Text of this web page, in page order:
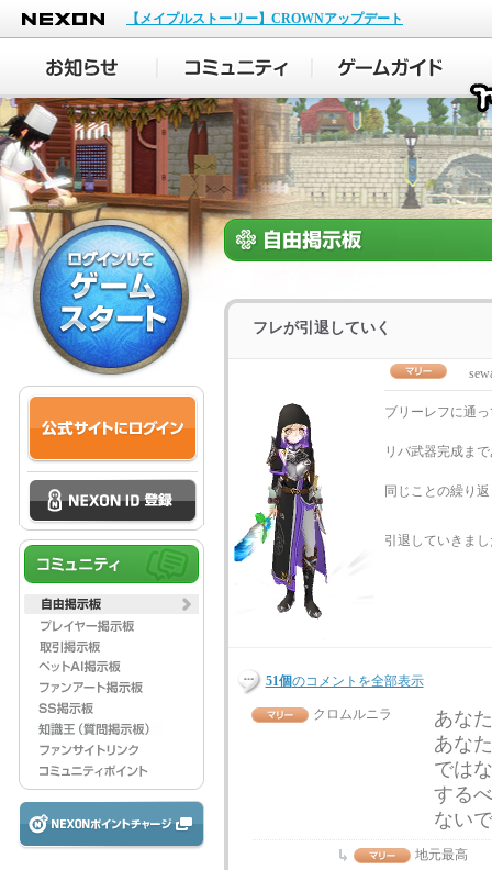
NEXON
【メイプルストーリー】CROWNアップデート
フレが引退していく
ブリーレフに通
リバ武器完成ま
同じことの繰り
引退していきま
51個のコメントを全部表示
クロムルニラ
あな
あな
では
する
ない
地元最高